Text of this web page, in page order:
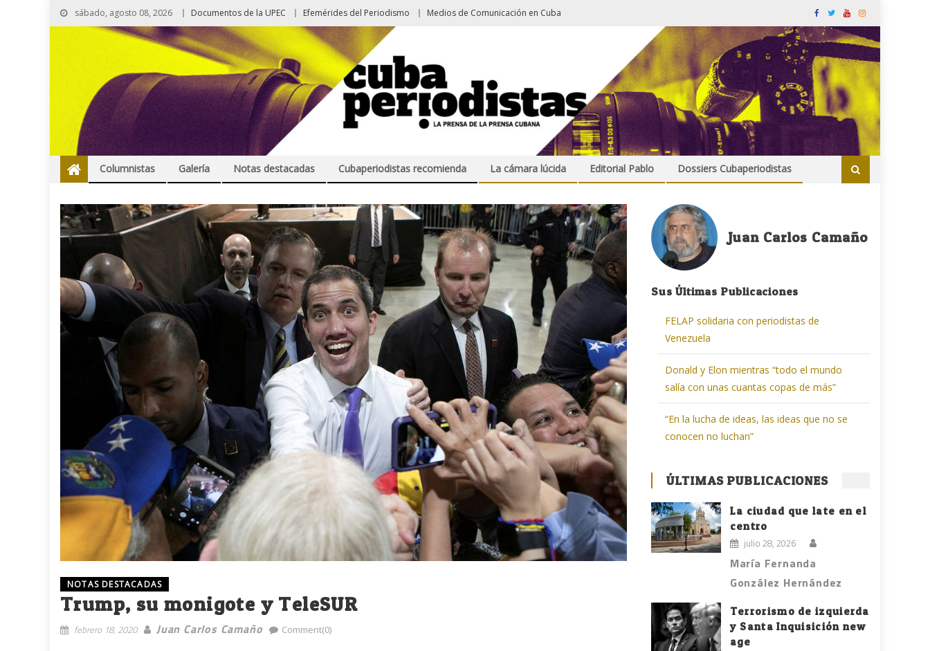
sábado, agosto 08, 2026 Documentos de la UPEC Efemérides del Periodismo Medios de Comunicación en Cuba
Columnistas Galería Notas destacadas Cubaperiodistas recomienda La cámara lúcida Editorial Pablo Dossiers Cubaperiodistas
NOTAS DESTACADAS
Trump, su monigote y TeleSUR
febrero 18, 2020 Juan Carlos Camaño Comment(0)
Juan Carlos Camaño
Sus Últimas Publicaciones
FELAP solidaria con periodistas de
Venezuela
Donald y Elon mientras “todo el mundo
salía con unas cuantas copas de más”
“En la lucha de ideas, las ideas que no se
conocen no luchan”
ÚLTIMAS PUBLICACIONES
La ciudad que late en el
centro
julio 28, 2026
María Fernanda
González Hernández
Terrorismo de izquierda
y Santa Inquisición new
age